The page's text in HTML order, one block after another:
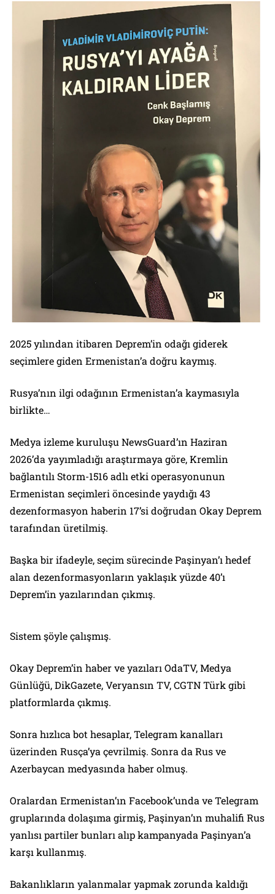
2025 yılından itibaren Deprem’in odağı giderek
seçimlere giden Ermenistan’a doğru kaymış.
Rusya’nın ilgi odağının Ermenistan’a kaymasıyla
birlikte…
Medya izleme kuruluşu NewsGuard’ın Haziran
2026’da yayımladığı araştırmaya göre, Kremlin
bağlantılı Storm-1516 adlı etki operasyonunun
Ermenistan seçimleri öncesinde yaydığı 43
dezenformasyon haberin 17’si doğrudan Okay Deprem
tarafından üretilmiş.
Başka bir ifadeyle, seçim sürecinde Paşinyan’ı hedef
alan dezenformasyonların yaklaşık yüzde 40’ı
Deprem’in yazılarından çıkmış.
Sistem şöyle çalışmış.
Okay Deprem’in haber ve yazıları OdaTV, Medya
Günlüğü, DikGazete, Veryansın TV, CGTN Türk gibi
platformlarda çıkmış.
Sonra hızlıca bot hesaplar, Telegram kanalları
üzerinden Rusça’ya çevrilmiş. Sonra da Rus ve
Azerbaycan medyasında haber olmuş.
Oralardan Ermenistan’ın Facebook’unda ve Telegram
gruplarında dolaşıma girmiş, Paşinyan’ın muhalifi Rus
yanlısı partiler bunları alıp kampanyada Paşinyan’a
karşı kullanmış.
Bakanlıkların yalanmalar yapmak zorunda kaldığı